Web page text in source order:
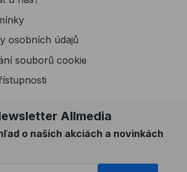
osobních údajů
souborů cookie
Allmedia
o našich akciách a novinkách